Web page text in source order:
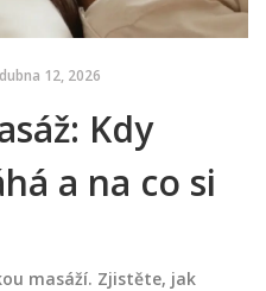
dubna 12, 2026
Kdy
a na co si
masáží. Zjistěte, jak